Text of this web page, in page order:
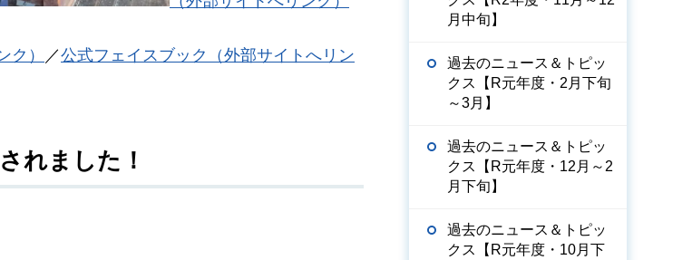
ク） ／公式フェイスブック（外部サイトへリン
れました！
月中旬】
過去のニュース＆トピッ
クス【R元年度・2月下旬
～3月】
過去のニュース＆トピッ
クス【R元年度・12月～2
月下旬】
過去のニュース＆トピッ
クス【R元年度・10月下